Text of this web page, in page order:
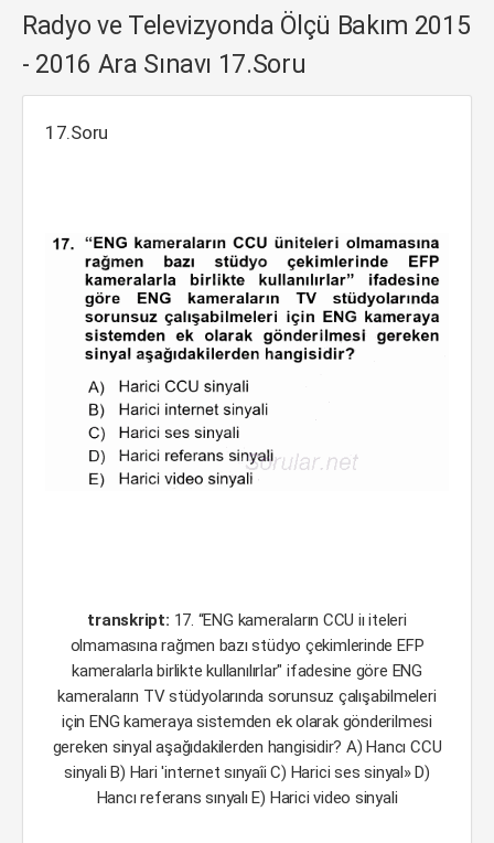
Radyo ve Televizyonda Ölçü Bakım 2015
- 2016 Ara Sınavı 17.Soru
17.Soru
transkript: 17. “ENG kameraların CCU iı iteleri
olmamasına rağmen bazı stüdyo çekimlerinde EFP
kameralarla birlikte kullanılırlar" ifadesine göre ENG
kameraların TV stüdyolarında sorunsuz çalışabilmeleri
için ENG kameraya sistemden ek olarak gönderilmesi
gereken sinyal aşağıdakilerden hangisidir? A) Hancı CCU
sinyali B) Hari 'internet sınyaîi C) Harici ses sinyal» D)
Hancı referans sınyalı E) Harici video sinyali